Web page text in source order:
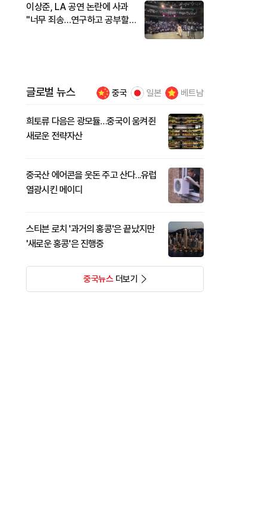
이상준, LA 공연 논란에 사과
"너무 죄송…연구하고 공부할
글로벌 뉴스 중국 일본 베트남
희토류 다음은 광모듈…중국이 움켜쥔
새로운 전략자산
중국산 에어콘을 웃돈 주고 산다...유럽
열광시킨 메이디
스티븐 로치 '과거의 홍콩'은 끝났지만
'새로운 홍콩'은 진행중
중국뉴스더보기